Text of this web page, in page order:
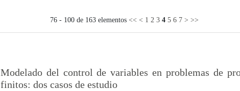
76 - 100 de 163 elementos<< < 1 2 3 4 5 6 7 > >>
Modelado del control de variables en problemas de
finitos: dos casos de estudio